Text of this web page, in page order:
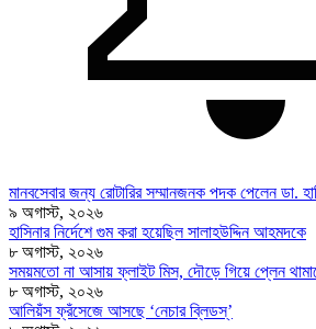
মানবসেবার জন্য রোটারির সম্মানজনক পদক পেলেন ডা.
৯ অগাস্ট, ২০২৬
হাসিনার নির্দেশে গুম করা হয়েছিল সালাহউদ্দিন আহমদকে
৮ অগাস্ট, ২০২৬
সময়মতো না আসায় ফ্লাইট মিস, দৌড়ে গিয়ে প্লেন
৮ অগাস্ট, ২০২৬
আলিয়ঁস ফ্রঁসেজে আসছে ‘নেচার ব্লিডস্’